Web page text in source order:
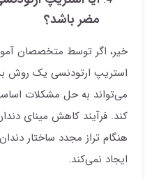
مضر باشد؟
خیر، اگر توسط متخصصان
استریپ ارتودنسی یک روش
می‌تواند به حل مشکلات
کند. فرآیند کاهش مینای
هنگام تراز مجدد ساختار
ایجاد نمی‌کند.